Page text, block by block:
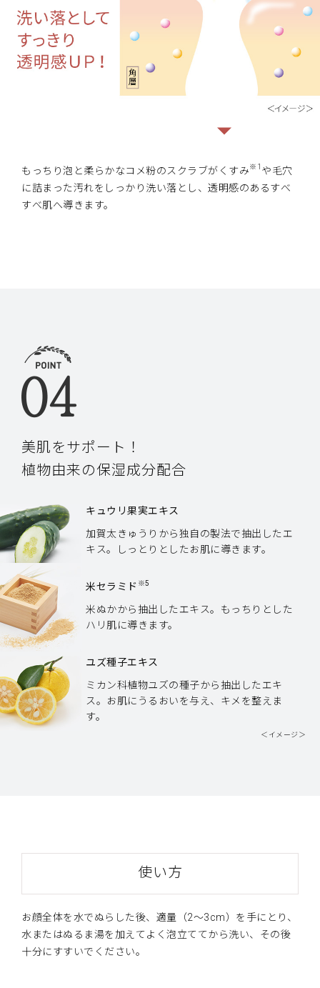
もっちり泡と柔らかなコメ粉のスクラブがくすみ※1 や毛穴
に詰まった汚れをしっかり洗い落とし、透明感のあるすべ
すべ肌へ導きます。
美肌をサポート！
植物由来の保湿成分配合
キュウリ果実エキス
加賀太きゅうりから独自の製法で抽出したエ
キス。しっとりとしたお肌に導きます。
米セラミド ※5
米ぬかから抽出したエキス。もっちりとした
ハリ肌に導きます。
ユズ種子エキス
ミカン科植物ユズの種子から抽出したエキ
ス。お肌にうるおいを与え、キメを整えま
す。
＜イメージ＞
使い方
お顔全体を水でぬらした後、適量（2～3cm）を手にとり、
水またはぬるま湯を加えてよく泡立ててから洗い、その後
十分にすすいでください。